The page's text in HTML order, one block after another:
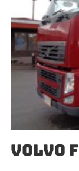
VOLVO